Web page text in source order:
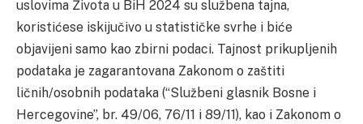
uslovima Života u BiH 2024 su službena tajna,
koristićese iskijučivo u statističke svrhe i biće
objavijeni samo kao zbirni podaci. Tajnost prikupljenih
podataka je zagarantovana Zakonom o zaštiti
ličnih/osobnih podataka (“Službeni glasnik Bosne i
Hercegovine”, br. 49/06, 76/11 i 89/11), kao i Zakonom o